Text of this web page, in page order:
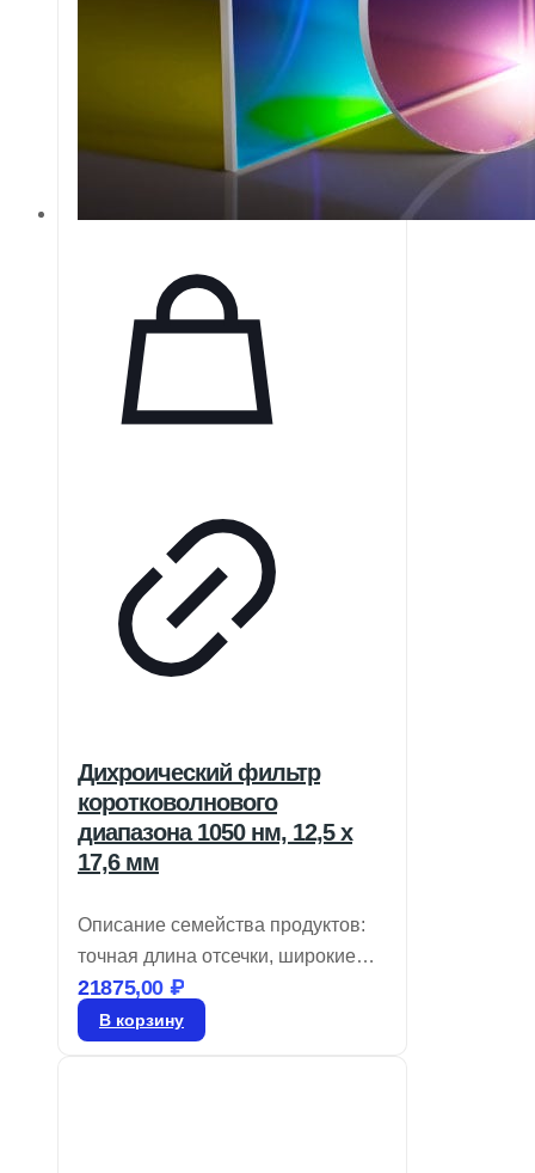
Дихроический фильтр
коротковолнового
диапазона 1050 нм, 12,5 x
17,6 мм
Описание семейства продуктов:
точная длина отсечки, широкие
диапазоны пропускания и
отражения, доступно 4
21875,00 ₽
В корзину